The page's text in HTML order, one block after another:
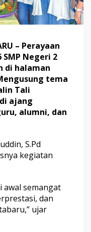
– Perayaan
Negeri 2
di halaman
tema
Tali
ajang
alumni, dan
S.Pd
kegiatan
awal semangat
dan
ujar